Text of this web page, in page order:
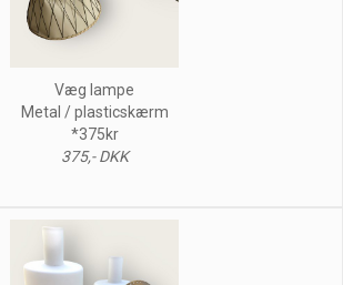
Væg lampe
Metal / plasticskærm
*375kr
375,- DKK